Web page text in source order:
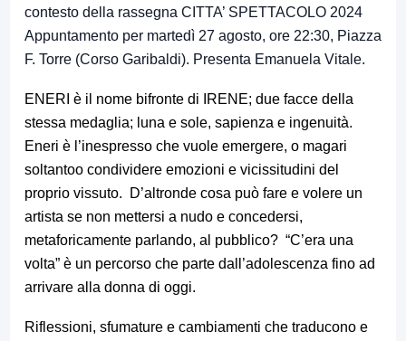
contesto della rassegna CITTA’ SPETTACOLO 2024
Appuntamento per martedì 27 agosto, ore 22:30, Piazza
F. Torre (Corso Garibaldi). Presenta Emanuela Vitale.
ENERI è il nome bifronte di IRENE; due facce della
stessa medaglia; luna e sole, sapienza e ingenuità.
Eneri è l’inespresso che vuole emergere, o magari
soltantoo condividere emozioni e vicissitudini del
proprio vissuto.
D’altronde cosa può fare e volere un
artista se non mettersi a nudo e concedersi,
metaforicamente parlando, al pubblico? “C’era una
volta” è un percorso che parte dall’adolescenza fino ad
arrivare alla donna di oggi.
Riflessioni, sfumature e cambiamenti che traducono e